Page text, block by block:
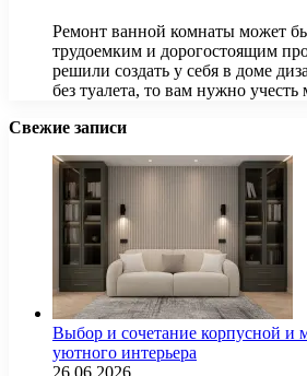
Ремонт ванной комнаты может
трудоемким и дорогостоящим
решили создать у себя в доме
без туалета, то вам нужно
Свежие записи
Выбор и сочетание корпусной и
уютного интерьера
26.06.2026